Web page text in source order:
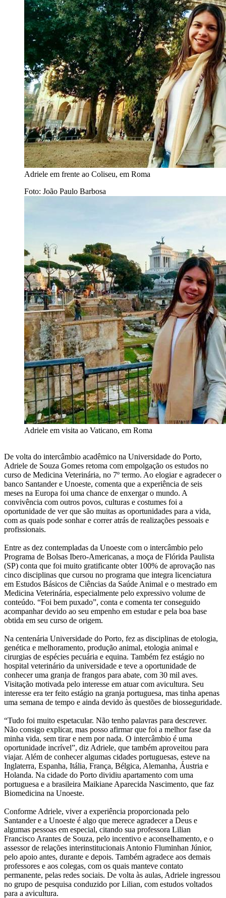
Adriele em frente ao Coliseu, em Roma
Foto: João Paulo Barbosa
Adriele em visita ao Vaticano, em Roma
De volta do intercâmbio acadêmico na Universidade do Porto,
Adriele de Souza Gomes retoma com empolgação os estudos no
curso de Medicina Veterinária, no 7º termo. Ao elogiar e agradecer o
banco Santander e Unoeste, comenta que a experiência de seis
meses na Europa foi uma chance de enxergar o mundo. A
convivência com outros povos, culturas e costumes foi a
oportunidade de ver que são muitas as oportunidades para a vida,
com as quais pode sonhar e correr atrás de realizações pessoais e
profissionais.
Entre as dez contempladas da Unoeste com o intercâmbio pelo
Programa de Bolsas Ibero-Americanas, a moça de Flórida Paulista
(SP) conta que foi muito gratificante obter 100% de aprovação nas
cinco disciplinas que cursou no programa que integra licenciatura
em Estudos Básicos de Ciências da Saúde Animal e o mestrado em
Medicina Veterinária, especialmente pelo expressivo volume de
conteúdo. “Foi bem puxado”, conta e comenta ter conseguido
acompanhar devido ao seu empenho em estudar e pela boa base
obtida em seu curso de origem.
Na centenária Universidade do Porto, fez as disciplinas de etologia,
genética e melhoramento, produção animal, etologia animal e
cirurgias de espécies pecuária e equina. Também fez estágio no
hospital veterinário da universidade e teve a oportunidade de
conhecer uma granja de frangos para abate, com 30 mil aves.
Visitação motivada pelo interesse em atuar com avicultura. Seu
interesse era ter feito estágio na granja portuguesa, mas tinha apenas
uma semana de tempo e ainda devido às questões de biosseguridade.
“Tudo foi muito espetacular. Não tenho palavras para descrever.
Não consigo explicar, mas posso afirmar que foi a melhor fase da
minha vida, sem tirar e nem por nada. O intercâmbio é uma
oportunidade incrível”, diz Adriele, que também aproveitou para
viajar. Além de conhecer algumas cidades portuguesas, esteve na
Inglaterra, Espanha, Itália, França, Bélgica, Alemanha, Áustria e
Holanda. Na cidade do Porto dividiu apartamento com uma
portuguesa e a brasileira Maikiane Aparecida Nascimento, que faz
Biomedicina na Unoeste.
Conforme Adriele, viver a experiência proporcionada pelo
Santander e a Unoeste é algo que merece agradecer a Deus e
algumas pessoas em especial, citando sua professora Lilian
Francisco Arantes de Souza, pelo incentivo e aconselhamento, e o
assessor de relações interinstitucionais Antonio Fluminhan Júnior,
pelo apoio antes, durante e depois. Também agradece aos demais
professores e aos colegas, com os quais manteve contato
permanente, pelas redes sociais. De volta às aulas, Adriele ingressou
no grupo de pesquisa conduzido por Lilian, com estudos voltados
para a avicultura.